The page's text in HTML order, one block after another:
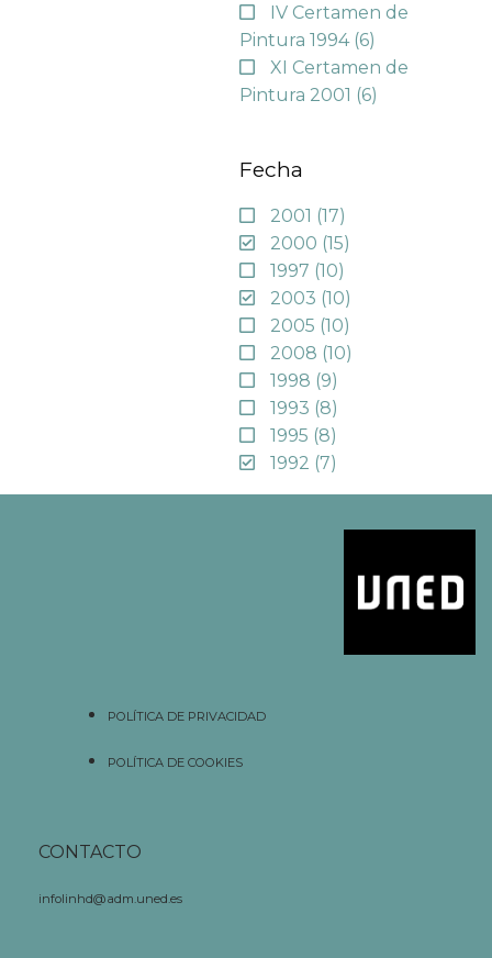
IV Certamen de
Pintura 1994 (6)
XI Certamen de
Pintura 2001 (6)
Fecha
2001 (17)
2000 (15)
1997 (10)
2003 (10)
2005 (10)
2008 (10)
1998 (9)
1993 (8)
1995 (8)
1992 (7)
POLÍTICA DE PRIVACIDAD
POLÍTICA DE COOKIES
CONTACTO
infolinhd@adm.uned.es